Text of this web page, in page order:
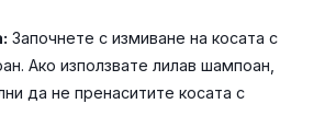
Започнете с измиване на косата с
Ако използвате лилав шампоан,
да не пренаситите косата с